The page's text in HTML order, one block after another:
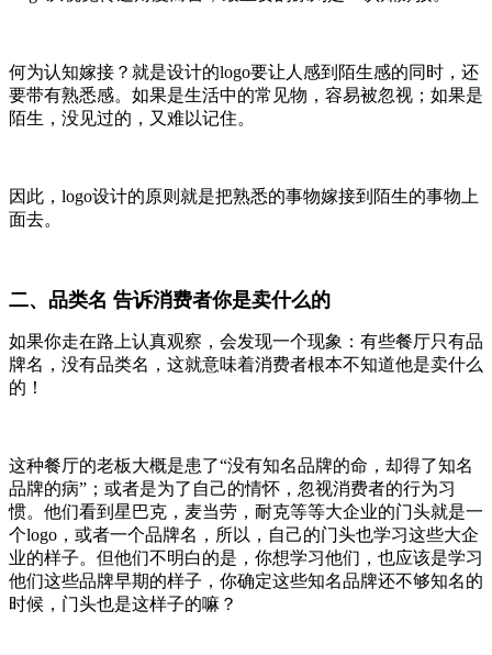
何为认知嫁接？就是设计的logo要让人感到陌生感的同时，还
要带有熟悉感。如果是生活中的常见物，容易被忽视；如果是
陌生，没见过的，又难以记住。
因此，logo设计的原则就是把熟悉的事物嫁接到陌生的事物上
面去。
二、品类名 告诉消费者你是卖什么的
如果你走在路上认真观察，会发现一个现象：有些餐厅只有品
牌名，没有品类名，这就意味着消费者根本不知道他是卖什么
的！
这种餐厅的老板大概是患了“没有知名品牌的命，却得了知名
品牌的病”；或者是为了自己的情怀，忽视消费者的行为习
惯。他们看到星巴克，麦当劳，耐克等等大企业的门头就是一
个logo，或者一个品牌名，所以，自己的门头也学习这些大企
业的样子。但他们不明白的是，你想学习他们，也应该是学习
他们这些品牌早期的样子，你确定这些知名品牌还不够知名的
时候，门头也是这样子的嘛？